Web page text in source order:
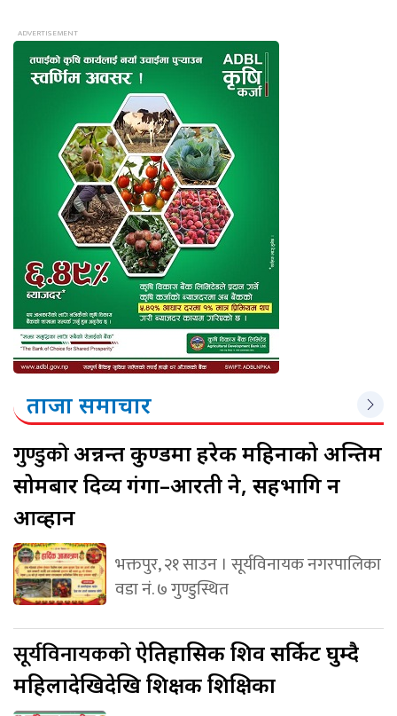
ताजा समाचार
गुण्डुकोअन्नन्त कुण्डमा हरेक महिनाको अन्तिम
सोमबार दिव्य गंगा–आरती हुने, सहभागि हुन
आव्हान
भक्तपुर, २१ साउन । सूर्यविनायक नगरपालिका
वडा नं. ७ गुण्डुस्थित
सूर्यविनायककोऐतिहासिक शिव सर्किट घुम्दै
महिलादेखिदेखि शिक्षक शिक्षिका